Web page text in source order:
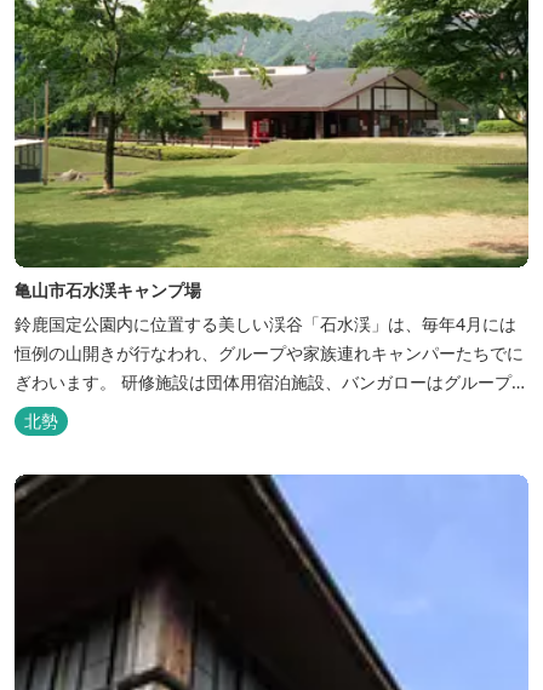
亀山市石水渓キャンプ場
鈴鹿国定公園内に位置する美しい渓谷「石水渓」は、毎年4月には
恒例の山開きが行なわれ、グループや家族連れキャンパーたちでに
ぎわいます。 研修施設は団体用宿泊施設、バンガローはグループ・
家族連れ用宿泊施設として、ハイキングやキャンプの拠点として最
適です。
北勢